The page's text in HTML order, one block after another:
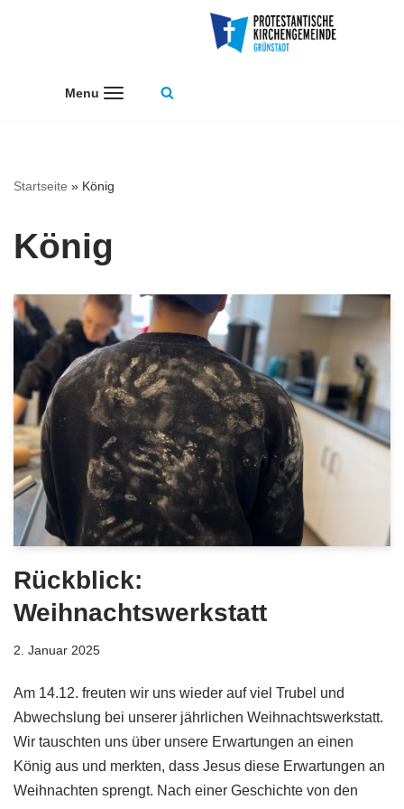
springenMenu
Startseite » König
König
Rückblick:
Weihnachtswerkstatt
2. Januar 2025
Am 14.12. freuten wir uns wieder auf viel Trubel und
Abwechslung bei unserer jährlichen Weihnachtswerkstatt.
Wir tauschten uns über unsere Erwartungen an einen
König aus und merkten, dass Jesus diese Erwartungen an
Weihnachten sprengt. Nach einer Geschichte von den